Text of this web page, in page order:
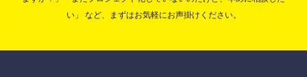
い」
など、まずはお気軽にお声掛けください。